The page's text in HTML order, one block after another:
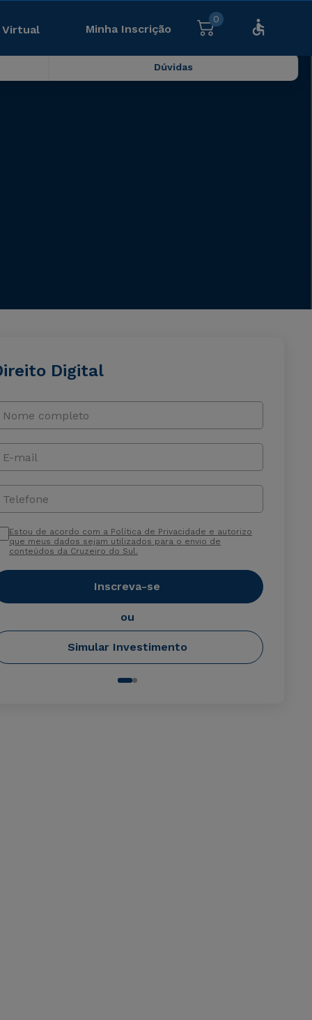
Virtual Minha Inscrição
0
Dúvidas
Digital
Nome completo
E-mail
Telefone
Estou de acordo com a Política de Privacidade e autorizo
que meus dados sejam utilizados para o envio de
conteúdos da Cruzeiro do Sul.
Inscreva-se
ou
Simular Investimento